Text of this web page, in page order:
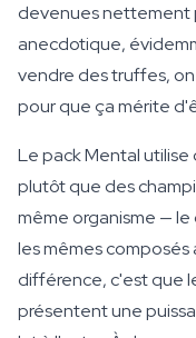
devenues nettement
anecdotique,
vendre des truffes,
pour que ça mérite
Le pack Mental utilise
plutôt que des
même organisme —
les mêmes composés
différence, c'est que
présentent une